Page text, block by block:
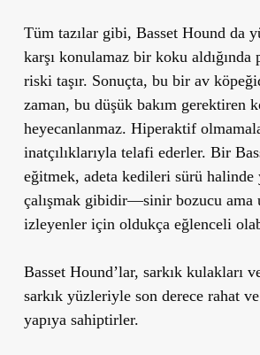
Tüm tazılar gibi, Basset Hound da
karşı konulamaz bir koku aldığında
riski taşır. Sonuçta, bu bir av
zaman, bu düşük bakım gerektiren
heyecanlanmaz. Hiperaktif
inatçılıklarıyla telafi ederler. Bir
eğitmek, adeta kedileri sürü halinde
çalışmak gibidir—sinir bozucu ama
izleyenler için oldukça eğlenceli
Basset Hound’lar, sarkık kulakları
sarkık yüzleriyle son derece rahat
yapıya sahiptirler.